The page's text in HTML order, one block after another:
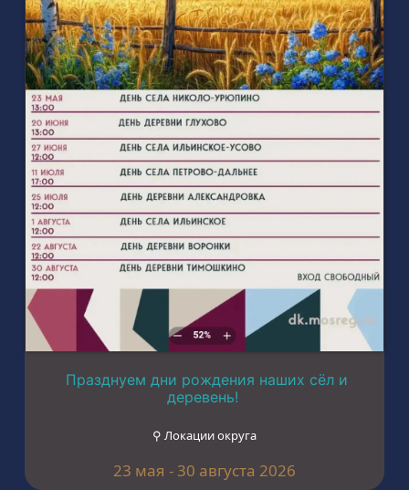
Празднуем дни рождения наших сёл и
деревень!
⚲ Локации округа
23 мая - 30 августа 2026